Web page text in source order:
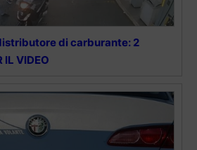
di carburante: 2
IL VIDEO